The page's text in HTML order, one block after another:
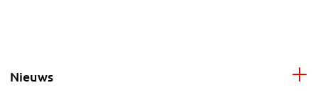
Nieuws